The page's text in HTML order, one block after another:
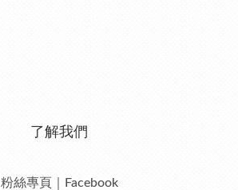
了解我們
粉絲專頁｜Facebook